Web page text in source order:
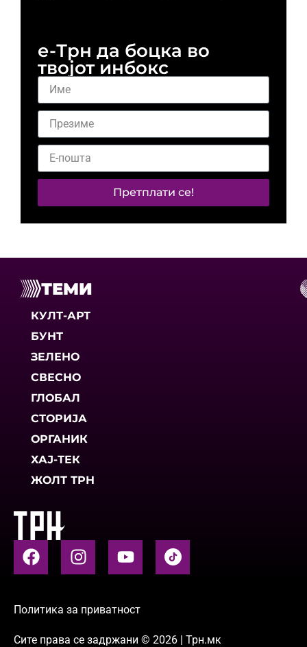
е-Трн да боцка во
твојот инбокс
Претплати се!
ТЕМИ
КУЛТ-АРТ
БУНТ
ЗЕЛЕНО
СВЕСНО
ГЛОБАЛ
СТОРИЈА
ОРГАНИК
ХАЈ-ТЕК
ЖОЛТ ТРН
Политика за приватност
Сите права се задржани © 2026 | Трн.мк